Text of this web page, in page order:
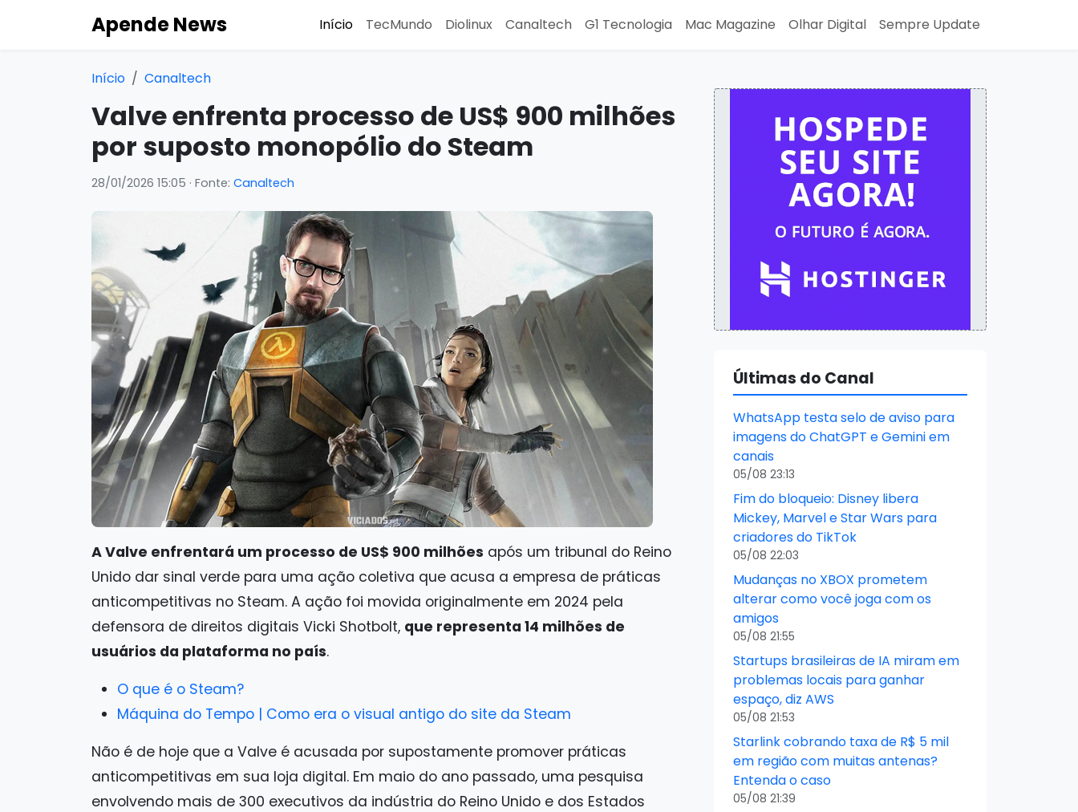
Apende News Início TecMundo Diolinux Canaltech G1 Tecnologia Mac Magazine Olhar Digital Sempre Update
Início Canaltech
Valve enfrenta processo de US$ 900 milhões
por suposto monopólio do Steam
28/01/2026 15:05 · Fonte: Canaltech
A Valve enfrentará um processo de US$ 900 milhões após um tribunal do Reino
Unido dar sinal verde para uma ação coletiva que acusa a empresa de práticas
anticompetitivas no Steam. A ação foi movida originalmente em 2024 pela
defensora de direitos digitais Vicki Shotbolt, que representa 14 milhões de
usuários da plataforma no país.
O que é o Steam?
Máquina do Tempo | Como era o visual antigo do site da Steam
Não é de hoje que a Valve é acusada por supostamente promover práticas
anticompetitivas em sua loja digital. Em maio do ano passado, uma pesquisa
envolvendo mais de 300 executivos da indústria do Reino Unido e dos Estados
Últimas do Canal
WhatsApp testa selo de aviso para
imagens do ChatGPT e Gemini em
canais
05/08 23:13
Fim do bloqueio: Disney libera
Mickey, Marvel e Star Wars para
criadores do TikTok
05/08 22:03
Mudanças no XBOX prometem
alterar como você joga com os
amigos
05/08 21:55
Startups brasileiras de IA miram em
problemas locais para ganhar
espaço, diz AWS
05/08 21:53
Starlink cobrando taxa de R$ 5 mil
em região com muitas antenas?
Entenda o caso
05/08 21:39